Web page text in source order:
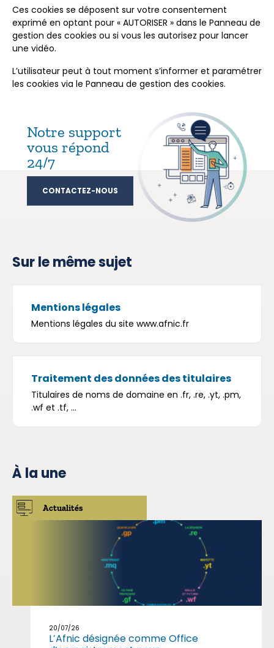
Ces cookies se déposent sur votre consentement
exprimé en optant pour « AUTORISER » dans le Panneau de
gestion des cookies ou si vous les autorisez pour lancer
une vidéo.
L’utilisateur peut à tout moment s’informer et paramétrer
les cookies via le Panneau de gestion des cookies.
Notre support
vous répond
24/7
CONTACTEZ-NOUS
Sur le même sujet
Mentions légales
Mentions légales du site www.afnic.fr
Traitement des données des titulaires
Titulaires de noms de domaine en .fr, .re, .yt, .pm,
.wf et .tf, ...
À la une
Actualités
20/07/26
L’Afnic désignée comme Office